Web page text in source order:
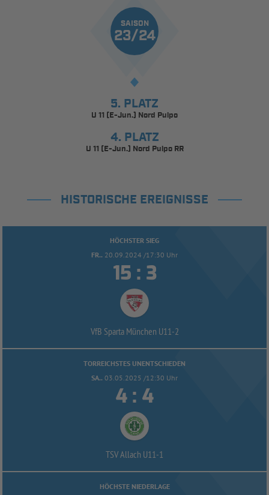
SAISON
23/24
5. PLATZ
U 11 (E-Jun.) Nord Pulpo
4. PLATZ
U 11 (E-Jun.) Nord Pulpo RR
HISTORISCHE EREIGNISSE
HÖCHSTER SIEG
FR.. 20.09.2024 /17:30 Uhr
 : 
VfB Sparta München U11-2
TORREICHSTES UNENTSCHIEDEN
SA.. 03.05.2025 /12:30 Uhr
 : 
TSV Allach U11-1
HÖCHSTE NIEDERLAGE